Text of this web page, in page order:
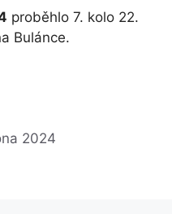
proběhlo 7. kolo 22.
Bulánce.
2024